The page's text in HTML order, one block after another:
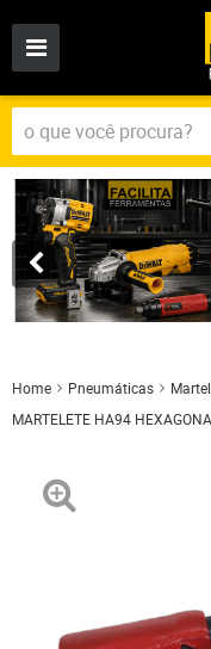
Home Pneumáticas
MARTELETE HA94